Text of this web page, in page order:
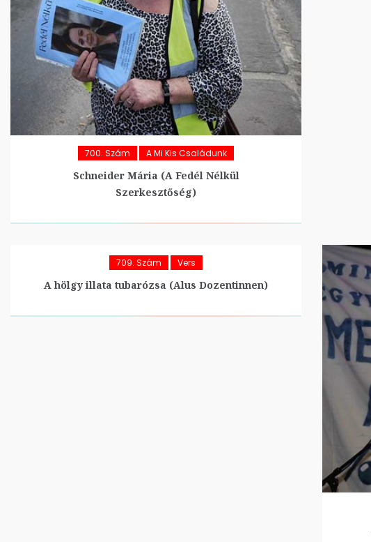
700. Szám A Mi Kis Családunk
Schneider Mária (A Fedél Nélkül
Szerkesztőség)
709. Szám Vers
A hölgy illata tubarózsa (Alus Dozentinnen)